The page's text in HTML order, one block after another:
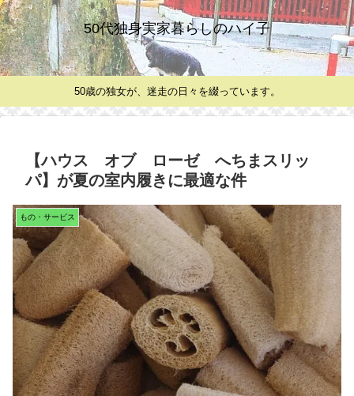
50代独身実家暮らしのハイ子
50歳の独女が、迷走の日々を綴っています。
【ハウス オブ ローゼ へちまスリッ
パ】が夏の室内履きに最適な件
もの・サービス